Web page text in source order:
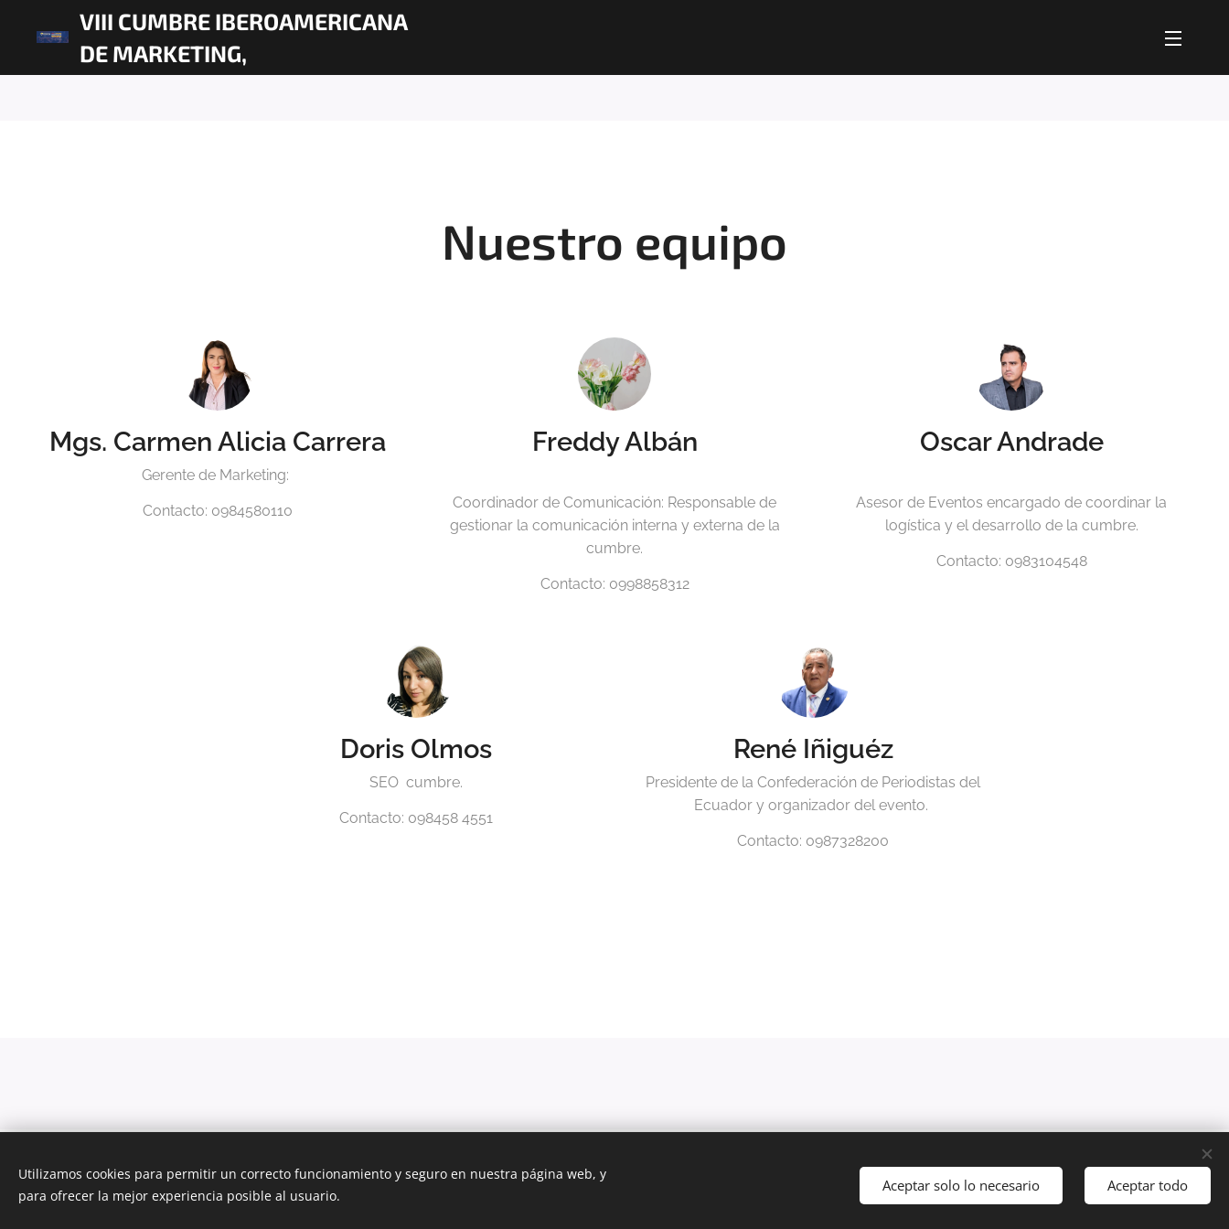
VIII CUMBRE IBEROAMERICANA
DE MARKETING,
Nuestro equipo
Mgs. Carmen Alicia Carrera
Gerente de Marketing:
Contacto: 0984580110
Freddy Albán
Coordinador de Comunicación: Responsable de
gestionar la comunicación interna y externa de la
cumbre.
Contacto: 0998858312
Oscar Andrade
Asesor de Eventos encargado de coordinar la
logística y el desarrollo de la cumbre.
Contacto: 0983104548
Doris Olmos
SEO cumbre.
Contacto: 098458 4551
René Iñiguéz
Presidente de la Confederación de Periodistas del
Ecuador y organizador del evento.
Contacto: 0987328200
Utilizamos cookies para permitir un correcto funcionamiento y seguro en nuestra página web, y
para ofrecer la mejor experiencia posible al usuario.
Aceptar solo lo necesario Aceptar todo